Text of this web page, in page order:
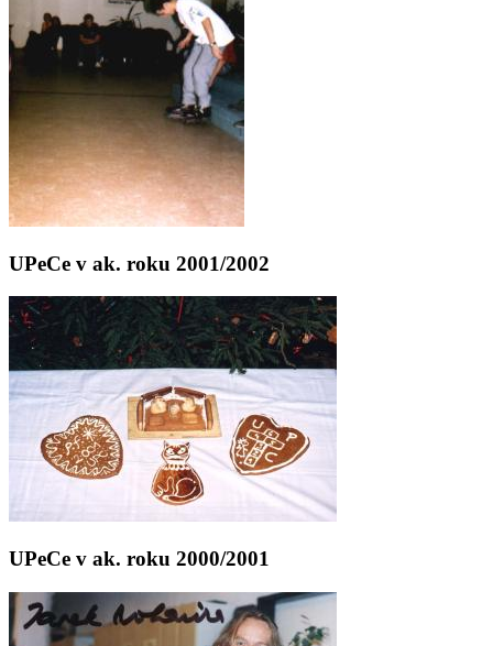
UPeCe v ak. roku 2001/2002
UPeCe v ak. roku 2000/2001